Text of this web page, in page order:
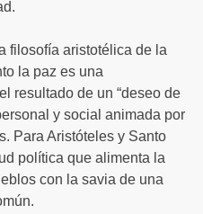
filosofía aristotélica de la
la paz es una
resultado de un “deseo de
y social animada por
Para Aristóteles y Santo
política que alimenta la
con la savia de una